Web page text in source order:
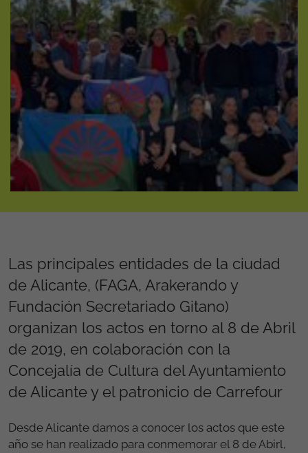
Las principales entidades de la ciudad
de Alicante, (FAGA, Arakerando y
Fundación Secretariado Gitano)
organizan los actos en torno al 8 de Abril
de 2019, en colaboración con la
Concejalía de Cultura del Ayuntamiento
de Alicante y el patronicio de Carrefour
Desde Alicante damos a conocer los actos que este
año se han realizado para conmemorar el 8 de Abirl,